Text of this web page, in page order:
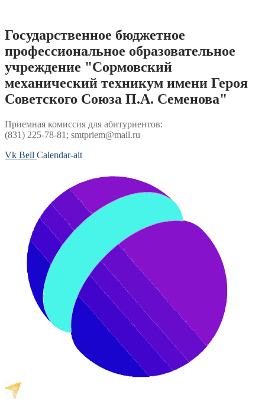
содержимому
Государственное бюджетное
профессиональное образовательное
учреждение "Сормовский
механический техникум имени Героя
Советского Союза П.А. Семенова"
Приемная комиссия для абитуриентов:
(831) 225-78-81; smtpriem@mail.ru
Vk Bell Calendar-alt